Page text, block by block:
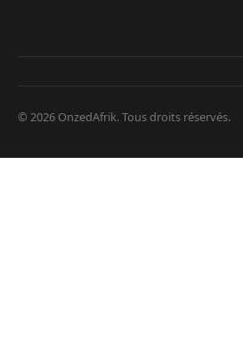
© 2026 OnzedAfrik. Tous droits réservés.